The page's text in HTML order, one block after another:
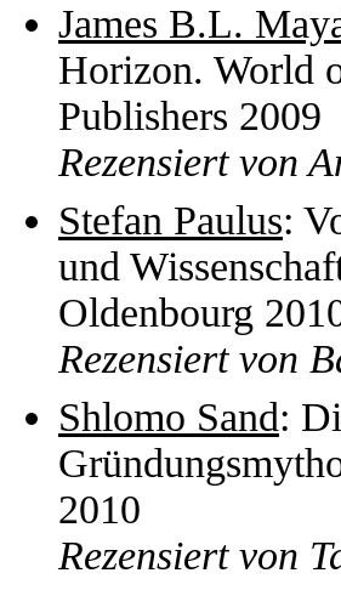
James B.L.
Horizon. World
Publishers 2009
Rezensiert von
Stefan Paulus:
und
Oldenbourg
Rezensiert von
Shlomo Sand:
2010
Rezensiert von